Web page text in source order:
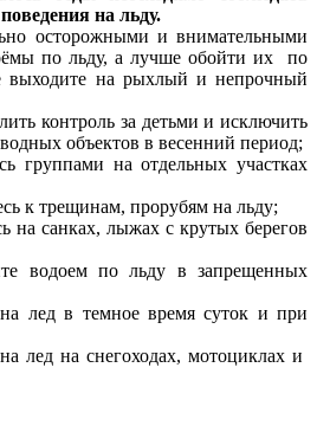
на льду.
осторожными и внимательными
по льду, а лучше обойти их по
выходите на рыхлый и непрочный
контроль за детьми и исключить
объектов в весенний период;
группами на отдельных участках
к трещинам, прорубям на льду;
на санках, лыжах с крутых берегов
водоем по льду в запрещенных
лед в темное время суток и при
лед на снегоходах, мотоциклах и